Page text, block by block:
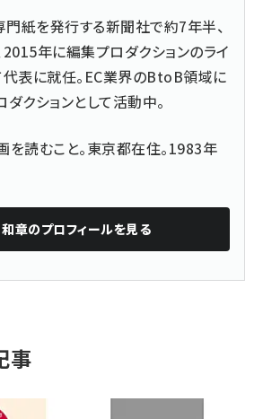
紙を発行する新聞社で約7年半、
年に編集プロダクションのライ
代表に就任。EC業界のBtoB領域に
クションとして活動中。
読むこと。東京都在住。1983年
章のプロフィールを見る
事